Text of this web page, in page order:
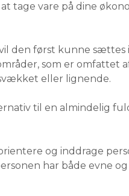
tage vare på dine
den først kunne sættes
som er omfattet
eller lignende.
til en almindelig
og inddrage
har både evne